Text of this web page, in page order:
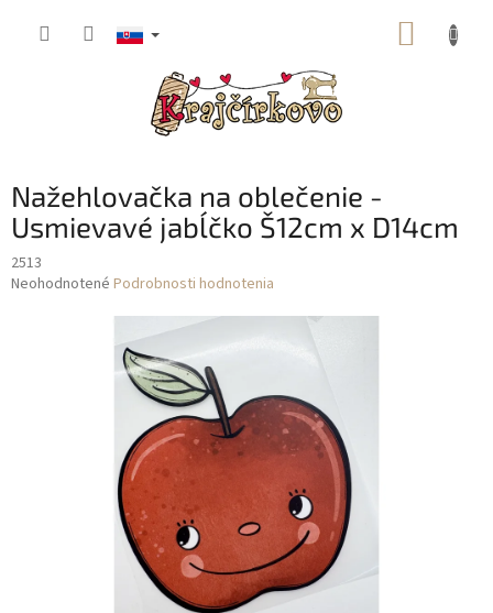
Nažehlovačka na oblečenie -
Usmievavé jabĺčko Š12cm x D14cm
2513
Priemerné
Neohodnotené Podrobnosti hodnotenia